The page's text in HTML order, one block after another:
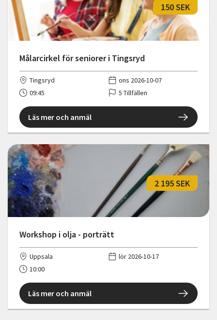
Målarcirkel för seniorer i Tingsryd
150 SEK
Tingsryd
ons 2026-10-07
09:45
5 Tillfällen
Läs mer och anmäl
Workshop i olja - porträtt
2 195 SEK
Uppsala
lör 2026-10-17
10:00
Läs mer och anmäl